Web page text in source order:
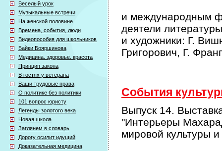
Веселый урок
Музыкальные встречи
На женской половине
Времена, события, люди
Видеопособия для школьников
Байки Бояршинова
Медицина. здоровье. красота
Принцип закона
В гостях у ветерана
Ваши трудовые права
О политике без политики
101 вопрос юристу
Легенды золотого века
Новая школа
Заглянем в словарь
Дорогу осилит идущий
Доказательная медицина
и международным
деятели
и художники: Г.
Григорович, Г.
События
Выпуск 14.
"Интерьеры
мировой культуры